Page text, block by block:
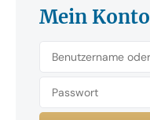
Mein Konto